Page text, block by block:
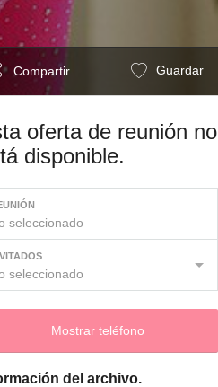
Compartir Guardar
oferta de reunión no
disponible.
seleccionado
seleccionado
Mostrar teléfono
del archivo.